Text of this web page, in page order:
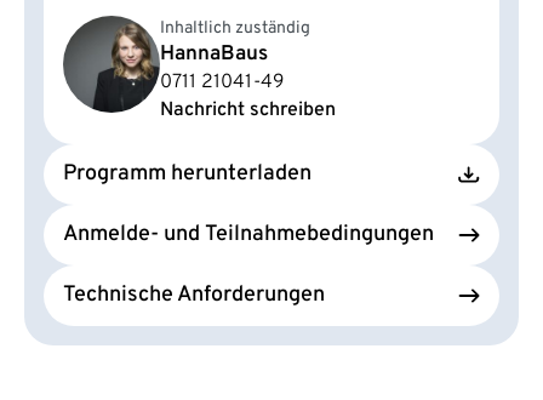
Inhaltlich zuständig
HannaBaus
0711 21041-49
Nachricht schreiben
Programm herunterladen
Anmelde- und Teilnahmebedingungen
Technische Anforderungen